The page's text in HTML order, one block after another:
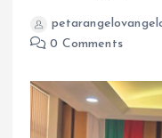
0 Comments